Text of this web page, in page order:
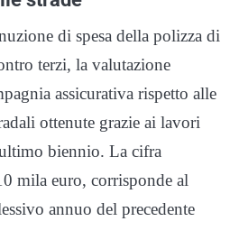
di spesa della polizza di
terzi, la valutazione
assicurativa rispetto alle
ottenute grazie ai lavori
biennio. La cifra
mila euro, corrisponde al
annuo del precedente